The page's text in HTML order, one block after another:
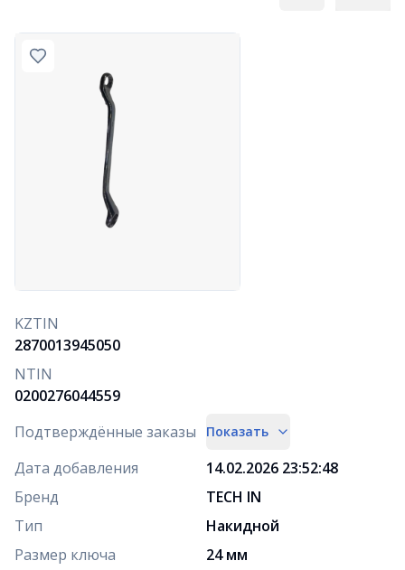
KZTIN
2870013945050
NTIN
0200276044559
Подтверждённые заказы
Показать
Дата добавления
14.02.2026 23:52:48
Бренд
TECH IN
Тип
Накидной
Размер ключа
24 мм